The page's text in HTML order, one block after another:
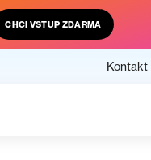
CHCI VSTUP ZDARMA
Kontakt